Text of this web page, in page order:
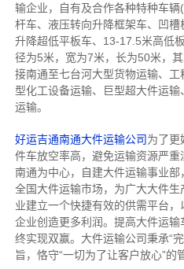
输企业，自有及合作各种特种车
杆车、液压转向升降框架车、凹
升降超低平板车、13-17.5米高低
径为5米，宽为7米，长为50米，
接南通至七台河大型货物运输、
型化工设备运输、巨型超大件运
运输。
好运吉通南通大件运输公司为了更
件车放空率高，避免运输资源严
南通为中心，自建大件运输事业
全国大件运输市场，为广大大件
业建立一个快捷有效的供需平台
企业创造更多利润。提高大件运
终实现双赢。大件运输公司秉承“
旨，恪守“一切为了让客户放心”的